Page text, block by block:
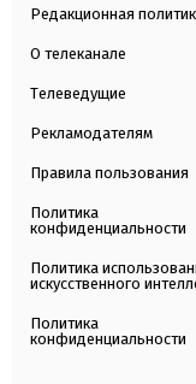
Редакционная
О телеканале
Телеведущие
Рекламодателям
Правила пользования
Политика
конфиденциальности
Политика
искусственного
Политика
конфиденциальности